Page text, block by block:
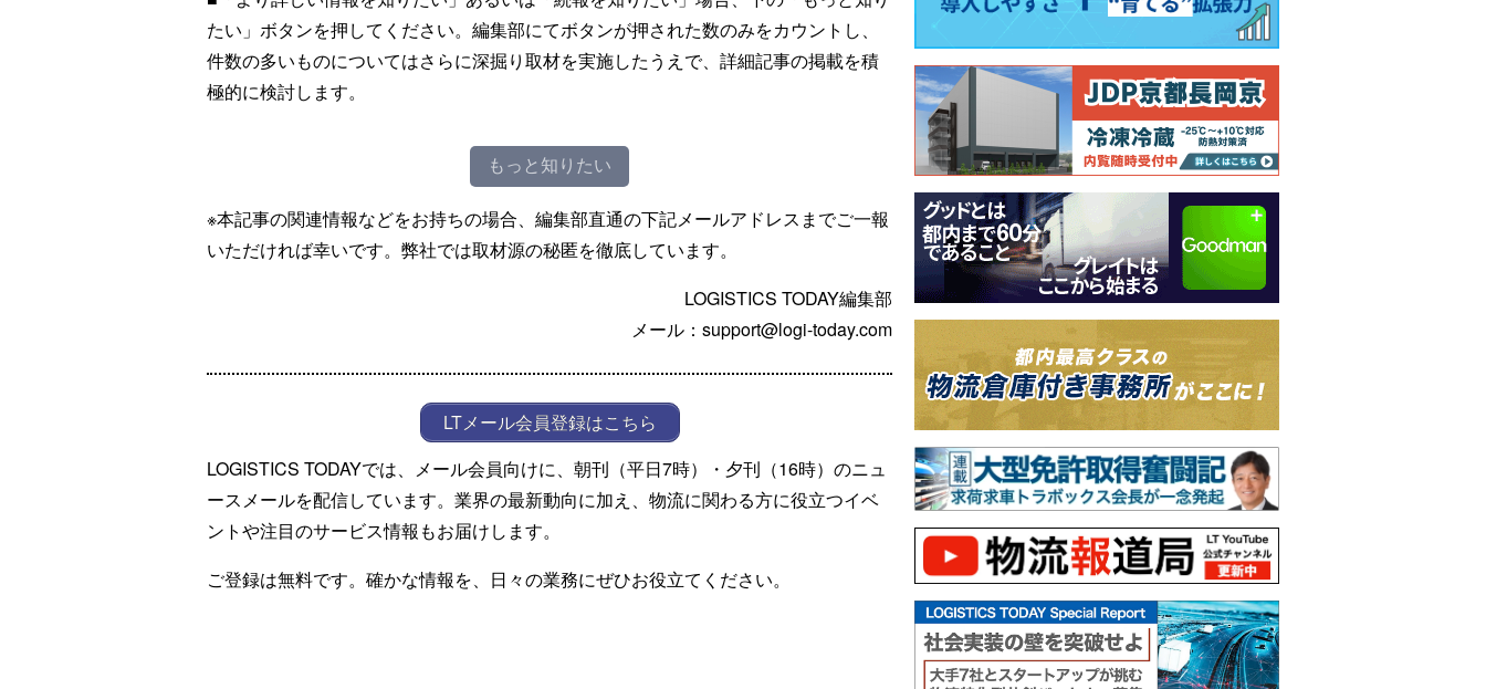
たい」ボタンを押してください。編集部にてボタンが押された数のみをカウントし、
件数の多いものについてはさらに深掘り取材を実施したうえで、詳細記事の掲載を積
極的に検討します。
もっと知りたい
※本記事の関連情報などをお持ちの場合、編集部直通の下記メールアドレスまでご一報
いただければ幸いです。弊社では取材源の秘匿を徹底しています。
LOGISTICS TODAY編集部
メール：support@logi-today.com
LTメール会員登録はこちら
LOGISTICS TODAYでは、メール会員向けに、朝刊（平日7時）・夕刊（16時）のニュ
ースメールを配信しています。業界の最新動向に加え、物流に関わる方に役立つイベ
ントや注目のサービス情報もお届けします。
ご登録は無料です。確かな情報を、日々の業務にぜひお役立てください。